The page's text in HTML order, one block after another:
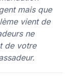
mais que
vient de
ne
de votre